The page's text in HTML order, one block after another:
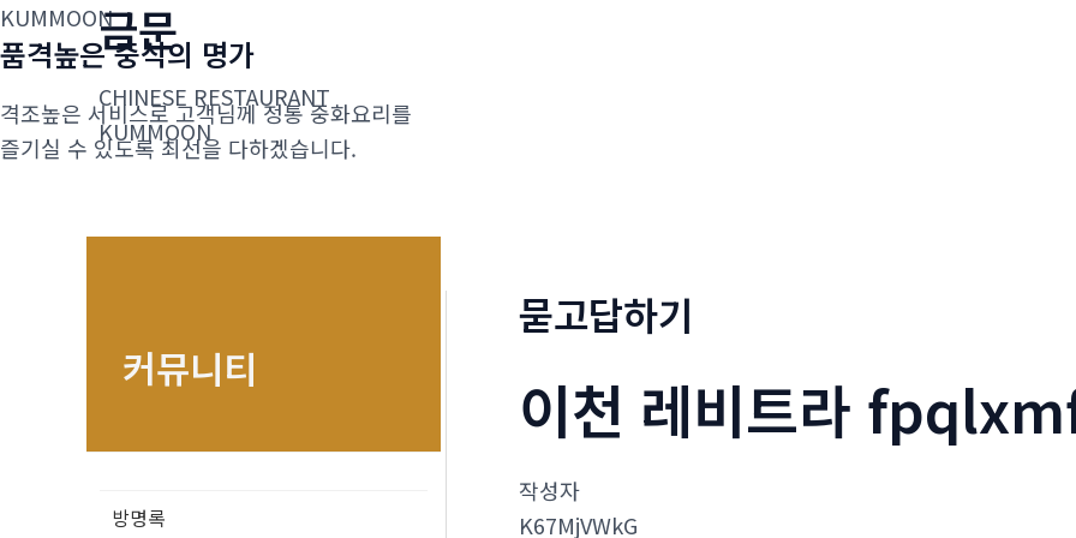
콘
텐
로
건
금문
CHINESE RESTAURANT
KUMMOON
KUMMOON
품격높은 중식의 명가
격조높은 서비스로 고객님께 정통 중화요리를
즐기실 수 있도록 최선을 다하겠습니다.
커뮤니티
방명록
묻고답하기
이천 레비트라
작성자
K67MjVWkG